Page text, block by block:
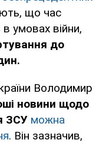
що час
умовах війни,
до
Володимир
новини щодо
ЗСУ можна
. Він зазначив,